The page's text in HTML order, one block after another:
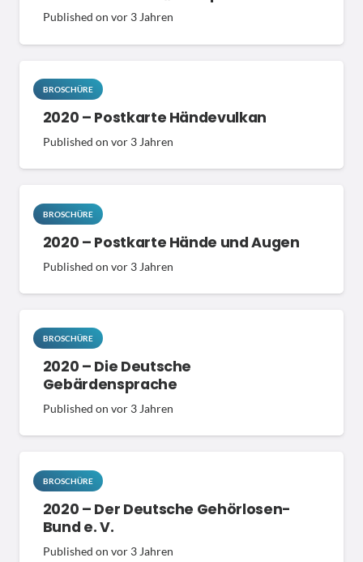
Published on vor 3 Jahren
BROSCHÜRE
2020 – Postkarte Händevulkan
Published on vor 3 Jahren
BROSCHÜRE
2020 – Postkarte Hände und Augen
Published on vor 3 Jahren
BROSCHÜRE
2020 – Die Deutsche
Gebärdensprache
Published on vor 3 Jahren
BROSCHÜRE
2020 – Der Deutsche Gehörlosen-
Bund e. V.
Published on vor 3 Jahren